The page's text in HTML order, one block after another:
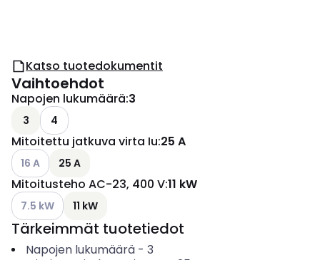
Katso tuotedokumentit
Vaihtoehdot
Napojen lukumäärä:3
3 4
Mitoitettu jatkuva virta Iu:25 A
Katso käytettävissä olevat vaihtoehdot
16 A 25 A
Mitoitusteho AC-23, 400 V:11 kW
Katso käytettävissä olevat vaihtoehdot
7.5 kW 11 kW
Tärkeimmät tuotetiedot
Napojen lukumäärä- 3